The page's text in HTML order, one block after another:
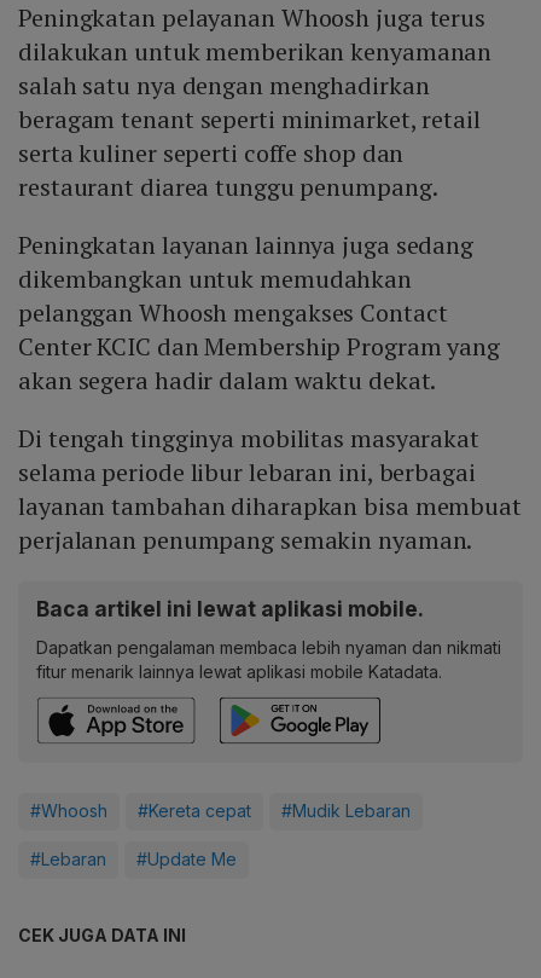
Peningkatan pelayanan Whoosh juga terus
dilakukan untuk memberikan kenyamanan
salah satu nya dengan menghadirkan
beragam tenant seperti minimarket, retail
serta kuliner seperti coffe shop dan
restaurant diarea tunggu penumpang.
Peningkatan layanan lainnya juga sedang
dikembangkan untuk memudahkan
pelanggan Whoosh mengakses Contact
Center KCIC dan Membership Program yang
akan segera hadir dalam waktu dekat.
Di tengah tingginya mobilitas masyarakat
selama periode libur lebaran ini, berbagai
layanan tambahan diharapkan bisa membuat
perjalanan penumpang semakin nyaman.
Baca artikel ini lewat aplikasi mobile.
Dapatkan pengalaman membaca lebih nyaman dan nikmati
fitur menarik lainnya lewat aplikasi mobile Katadata.
#Whoosh #Kereta cepat #Mudik Lebaran
#Lebaran #Update Me
CEK JUGA DATA INI